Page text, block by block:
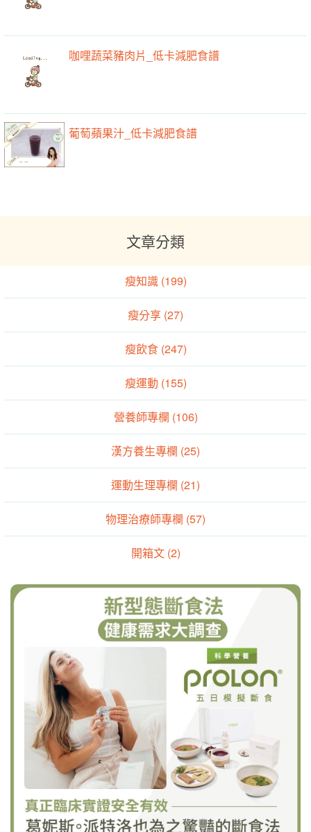
咖哩蔬菜豬肉片_低卡減肥食譜
葡萄蘋果汁_低卡減肥食譜
文章分類
瘦知識 (199)
瘦分享 (27)
瘦飲食 (247)
瘦運動 (155)
營養師專欄 (106)
漢方養生專欄 (25)
運動生理專欄 (21)
物理治療師專欄 (57)
開箱文 (2)